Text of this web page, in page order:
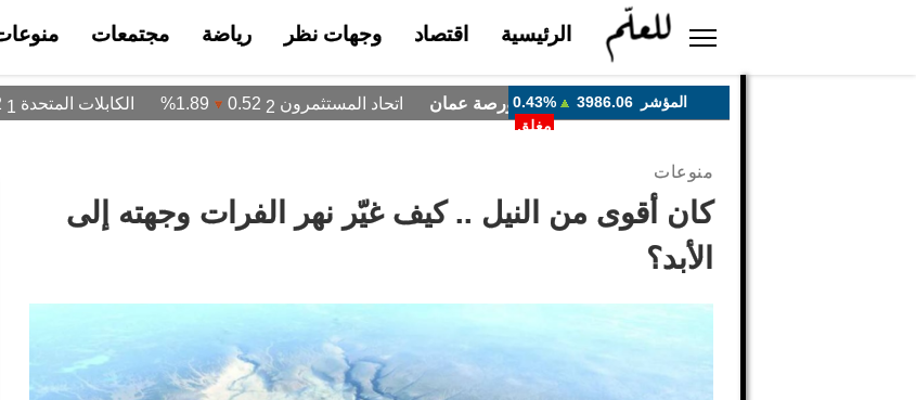
الرئيسية اقتصاد وجهات نظر رياضة مجتمعات
منوعات
كان أقوى من النيل .. كيف غيّر نهر الفرات وجهته إلى
الأبد؟